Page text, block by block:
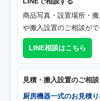
商品写真・設置場所・
や搬入設置のご相談がで
LINE相談はこちら
見積・搬入設置のご相談
厨房機器一式のお見積